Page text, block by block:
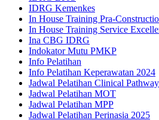
IDRG Kemenkes
In House Training Pra-
In House Training Service
Ina CBG IDRG
Indokator Mutu PMKP
Info Pelatihan
Info Pelatihan Keperawatan 2024
Jadwal Pelatihan Clinical Pathway
Jadwal Pelatihan MOT
Jadwal Pelatihan MPP
Jadwal Pelatihan Perinasia 2025